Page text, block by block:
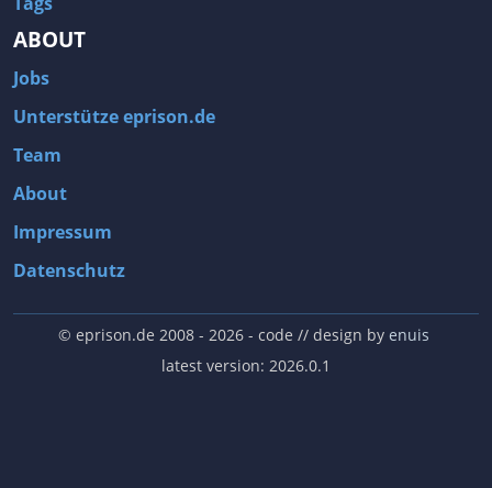
ABOUT
Jobs
Unterstütze eprison.de
Team
About
Impressum
Datenschutz
© eprison.de 2008 - 2026- code // design by enuis
latest version: 2026.0.1